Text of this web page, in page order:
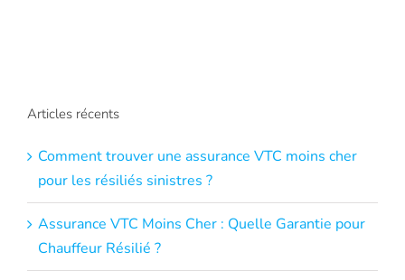
Articles récents
Comment trouver une assurance VTC moins cher
pour les résiliés sinistres ?
Assurance VTC Moins Cher : Quelle Garantie pour
Chauffeur Résilié ?